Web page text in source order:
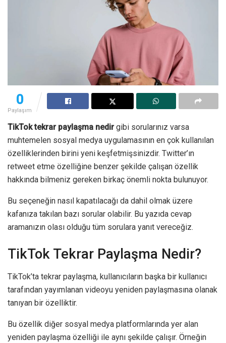
0
Paylaşım
TikTok tekrar paylaşma nedirgibi sorularınız varsa
muhtemelen sosyal medya uygulamasının en çok kullanılan
özelliklerinden birini yeni keşfetmişsinizdir. Twitter’ın
retweet etme özelliğine benzer şekilde çalışan özellik
hakkında bilmeniz gereken birkaç önemli nokta bulunuyor.
Bu seçeneğin nasıl kapatılacağı da dahil olmak üzere
kafanıza takılan bazı sorular olabilir. Bu yazıda cevap
aramanızın olası olduğu tüm sorulara yanıt vereceğiz.
TikTok Tekrar Paylaşma Nedir?
TikTok’ta tekrar paylaşma, kullanıcıların başka bir kullanıcı
tarafından yayımlanan videoyu yeniden paylaşmasına olanak
tanıyan bir özelliktir.
Bu özellik diğer sosyal medya platformlarında yer alan
yeniden paylaşma özelliği ile aynı şekilde çalışır. Örneğin